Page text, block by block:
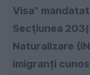
Visa”
Secţiunea
Naturalizare
imigranți